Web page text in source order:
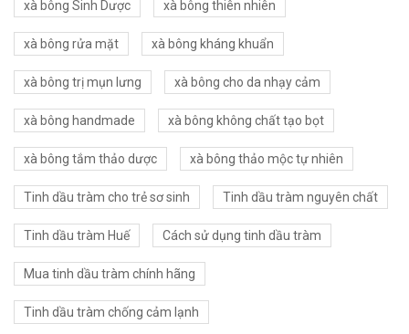
xà bông Sinh Dược xà bông thiên nhiên
xà bông rửa mặt xà bông kháng khuẩn
xà bông trị mụn lưng xà bông cho da nhạy cảm
xà bông handmade xà bông không chất tạo bọt
xà bông tắm thảo dược xà bông thảo mộc tự nhiên
Tinh dầu tràm cho trẻ sơ sinh Tinh dầu tràm nguyên chất
Tinh dầu tràm Huế Cách sử dụng tinh dầu tràm
Mua tinh dầu tràm chính hãng
Tinh dầu tràm chống cảm lạnh